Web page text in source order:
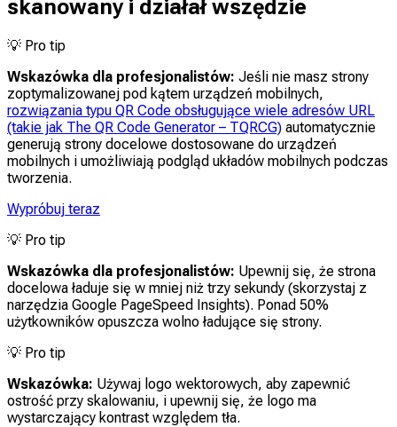
skanowany i działał wszędzie
💡 Pro tip
Wskazówka dla profesjonalistów: Jeśli nie masz strony
zoptymalizowanej pod kątem urządzeń mobilnych,
rozwiązania typu QR Code obsługujące wiele adresów URL
(takie jak The QR Code Generator – TQRCG) automatycznie
generują strony docelowe dostosowane do urządzeń
mobilnych i umożliwiają podgląd układów mobilnych podczas
tworzenia.
Wypróbuj teraz
💡 Pro tip
Wskazówka dla profesjonalistów: Upewnij się, że strona
docelowa ładuje się w mniej niż trzy sekundy (skorzystaj z
narzędzia Google PageSpeed Insights). Ponad 50%
użytkowników opuszcza wolno ładujące się strony.
💡 Pro tip
Wskazówka: Używaj logo wektorowych, aby zapewnić
ostrość przy skalowaniu, i upewnij się, że logo ma
wystarczający kontrast względem tła.